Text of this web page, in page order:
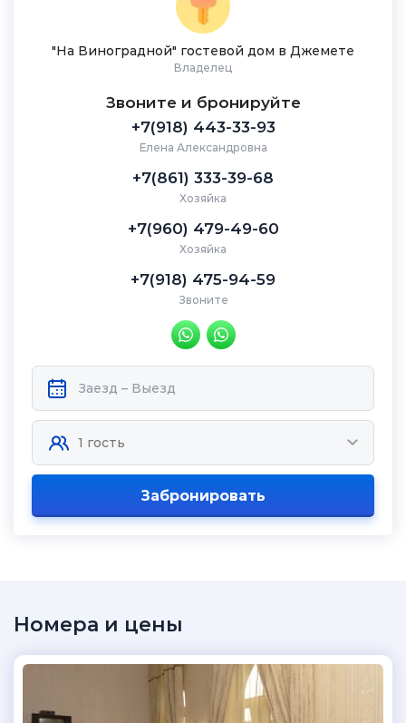
"На Виноградной" гостевой дом в Джемете
Владелец
Звоните и бронируйте
+7(918) 443-33-93
Елена Александровна
+7(861) 333-39-68
Хозяйка
+7(960) 479-49-60
Хозяйка
+7(918) 475-94-59
Звоните
Забронировать
Номера и цены